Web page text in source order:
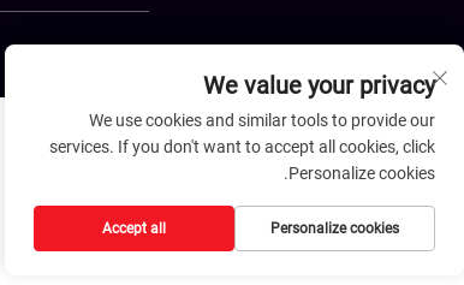
We value your privacy
We use cookies and similar tools to provide our
services. If you don't want to accept all cookies, click
Personalize cookies.
Personalize cookies
Accept all